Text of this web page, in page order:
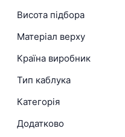
Висота підбора
Матеріал верху
Країна виробник
Тип каблука
Категорія
Додатково